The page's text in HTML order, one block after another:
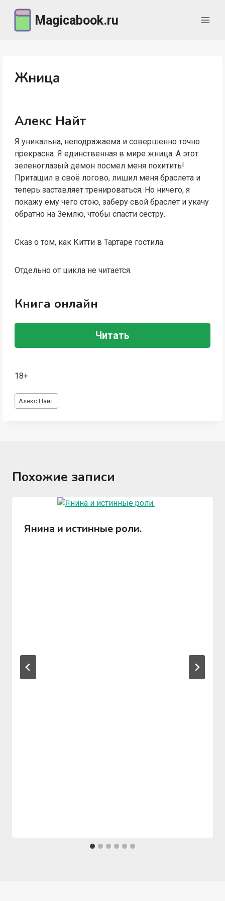
содержимому
Magicabook.ru
Жница
Алекс Найт
Я уникальна, неподражаема и совершенно точно
прекрасна. Я единственная в мире жница. А этот
зеленоглазый демон посмел меня похитить!
Притащил в своё логово, лишил меня браслета и
теперь заставляет тренироваться. Но ничего, я
покажу ему чего стою, заберу свой браслет и укачу
обратно на Землю, чтобы спасти сестру.
Сказ о том, как Китти в Тартаре гостила.
Отдельно от цикла не читается.
Книга онлайн
Читать
18+
Метки
записи:
Алекс Найт
Похожие записи
Янина и истинные роли.